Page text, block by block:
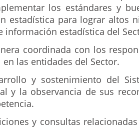
los estándares y
estadística para lograr altos
información estadística del
coordinada con los
las entidades del Sector.
y sostenimiento del
y la observancia de sus
y consultas